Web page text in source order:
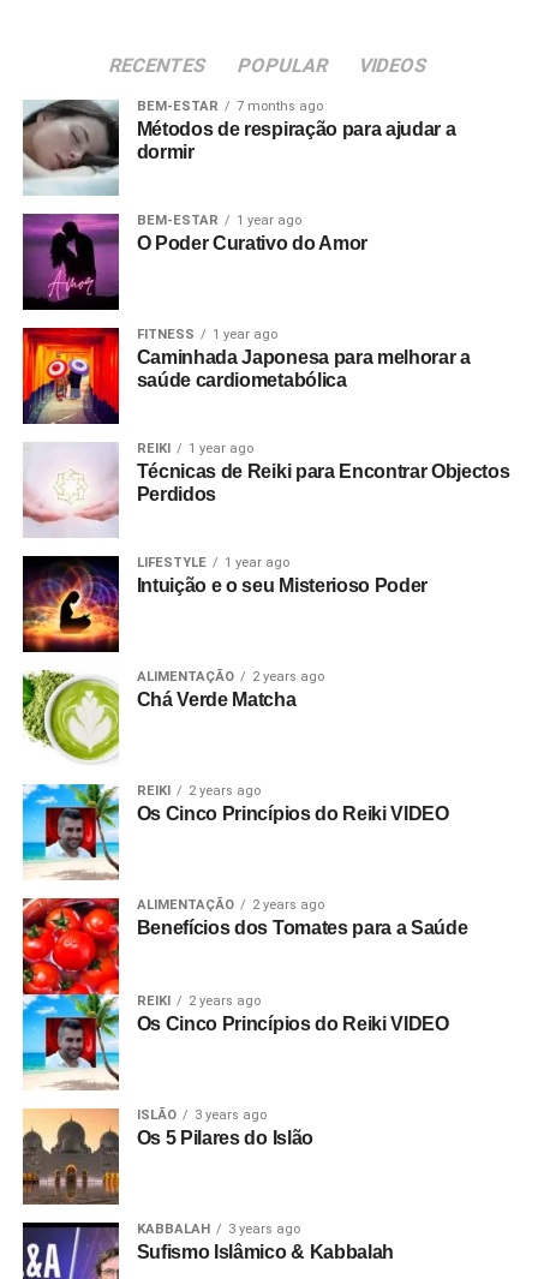
RECENTES POPULAR VIDEOS
BEM-ESTAR 7 months ago
Métodos de respiração para ajudar a
dormir
BEM-ESTAR 1 year ago
O Poder Curativo do Amor
FITNESS 1 year ago
Caminhada Japonesa para melhorar a
saúde cardiometabólica
REIKI 1 year ago
Técnicas de Reiki para Encontrar Objectos
Perdidos
LIFESTYLE 1 year ago
Intuição e o seu Misterioso Poder
ALIMENTAÇÃO 2 years ago
Chá Verde Matcha
REIKI 2 years ago
Os Cinco Princípios do Reiki VIDEO
ALIMENTAÇÃO 2 years ago
Benefícios dos Tomates para a Saúde
REIKI 2 years ago
Os Cinco Princípios do Reiki VIDEO
ISLÃO 3 years ago
Os 5 Pilares do Islão
KABBALAH 3 years ago
Sufismo Islâmico & Kabbalah